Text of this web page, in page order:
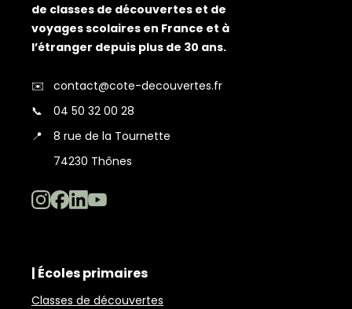
de classes de découvertes et de
voyages scolaires en France et à
l’étranger depuis plus de 30 ans.
✉️
contact@cote-decouvertes.fr
📞
04 50 32 00 28
📍
8 rue de la Tournette
74230 Thônes
| Écoles primaires
Classes de découvertes